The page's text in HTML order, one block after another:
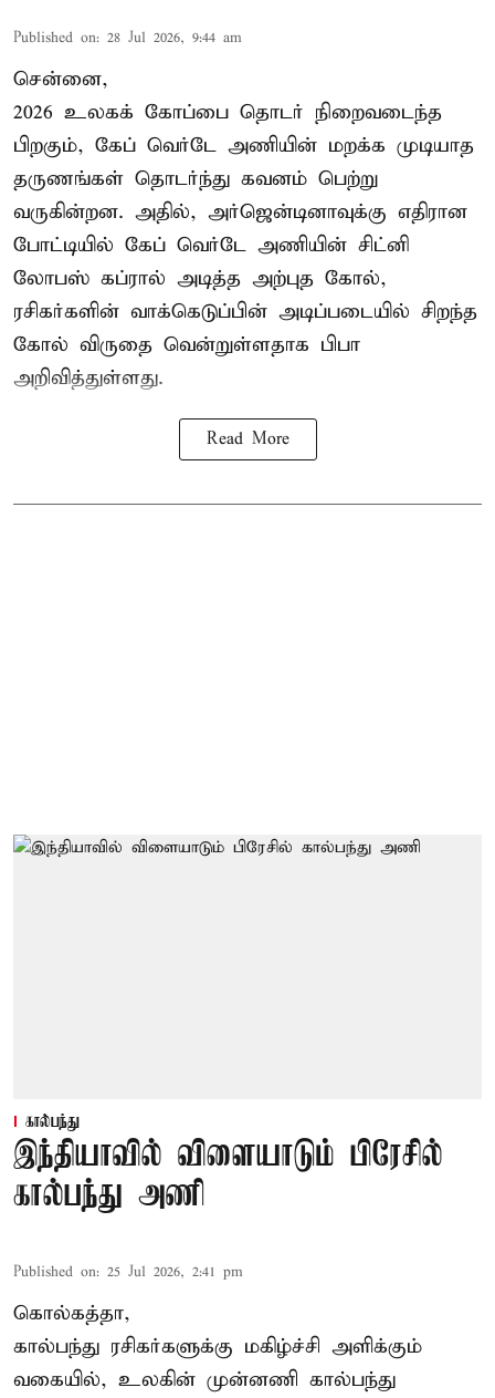
Published on: 28 Jul 2026, 9:44 am
சென்னை,
2026 உலகக் கோப்பை தொடர் நிறைவடைந்த
பிறகும், கேப் வெர்டே அணியின் மறக்க முடியாத
தருணங்கள் தொடர்ந்து கவனம் பெற்று
வருகின்றன. அதில், அர்ஜென்டினாவுக்கு எதிரான
போட்டியில் கேப் வெர்டே அணியின் சிட்னி
லோபஸ் கப்ரால் அடித்த அற்புத கோல்,
ரசிகர்களின் வாக்கெடுப்பின் அடிப்படையில் சிறந்த
கோல் விருதை வென்றுள்ளதாக பிபா
அறிவித்துள்ளது.
Read More
கால்பந்து
இந்தியாவில் விளையாடும் பிரேசில்
கால்பந்து அணி
Published on: 25 Jul 2026, 2:41 pm
கொல்கத்தா,
கால்பந்து ரசிகர்களுக்கு மகிழ்ச்சி அளிக்கும்
வகையில், உலகின் முன்னணி கால்பந்து